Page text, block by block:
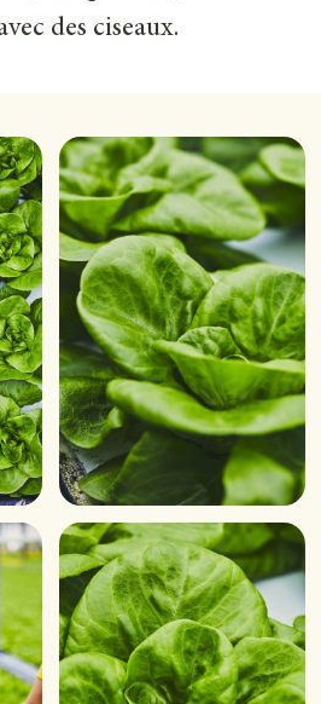
des ciseaux.